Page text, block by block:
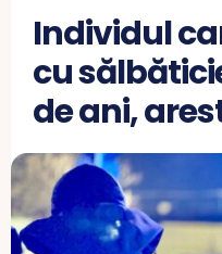
Individul
cu
de ani,